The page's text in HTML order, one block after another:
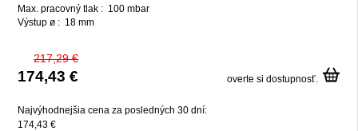
Max. pracovný tlak : 100 mbar
Výstup ø : 18 mm
217,29 €
174,43 € overte si dostupnosť.
Najvýhodnejšia cena za posledných 30 dní:
174,43 €